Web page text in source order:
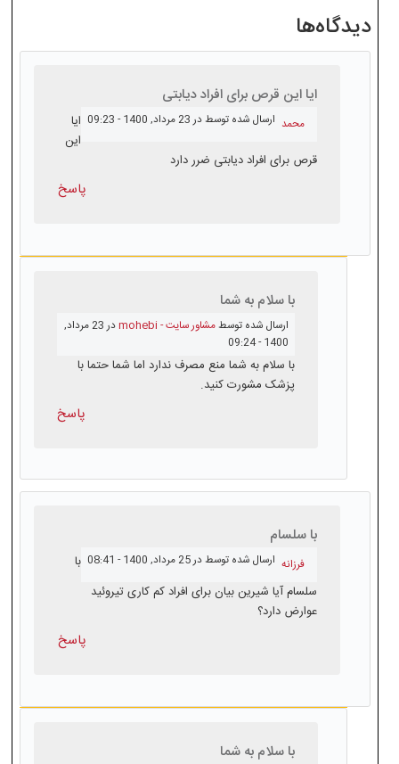
دیدگاه‌ها
ایا این قرص برای افراد دیابتی
ارسال شده توسط محمد در 23 مرداد, 1400 - 09:23
ایا
این
قرص برای افراد دیابتی ضرر دارد
پاسخ
با سلام به شما
ارسال شده توسطمشاور سایت - mohebi
در 23 مرداد,
1400 - 09:24
با سلام به شما منع مصرف ندارد اما شما حتما با
پزشک مشورت کنید.
پاسخ
با سلسام
ارسال شده توسط فرزانه در 25 مرداد, 1400 - 08:41
با
سلسام آیا شیرین بیان برای افراد کم کاری تیروئید
عوارض دارد؟
پاسخ
با سلام به شما